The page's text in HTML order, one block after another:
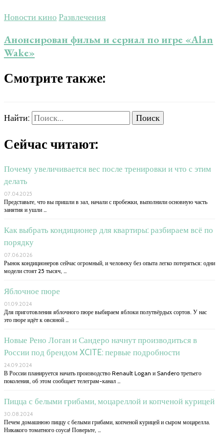
Новости киноРазвлечения
Анонсирован фильм и сериал по игре «Alan
Wake»
Смотрите также:
Найти:
Сейчас читают:
Почему увеличивается вес после тренировки и что с этим
делать
07.04.2025
Представьте, что вы пришли в зал, начали с пробежки, выполнили основную часть
занятия и ушли …
Как выбрать кондиционер для квартиры: разбираем всё по
порядку
07.06.2026
Рынок кондиционеров сейчас огромный, и человеку без опыта легко потеряться: одни
модели стоят 25 тысяч, …
Яблочное пюре
01.09.2024
Для приготовления яблочного пюре выбираем яблоки полутвёрдых сортов. У нас
это пюре идёт к овсяной …
Новые Рено Логан и Сандеро начнут производиться в
России под брендом XCITE: первые подробности
24.09.2024
В России планируется начать производство Renault Logan и Sandero третьего
поколения, об этом сообщает телеграм-канал …
Пицца с белыми грибами, моцареллой и копченой курицей
30.08.2024
Печем домашнюю пиццу с белыми грибами, копченой курицей и сыром моцарелла.
Никакого томатного соуса! Поверьте, …